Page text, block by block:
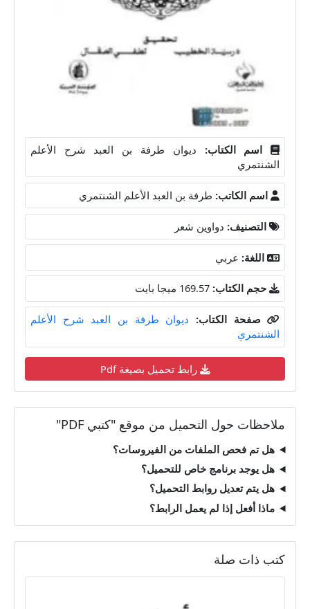
اسم الكتاب:
ديوان طرفة بن العبد شرح الأعلم
الشنتمري
اسم الكاتب: طرفة بن العبد الأعلم الشنتمري
التصنيف: دواوين شعر
اللغة: عربي
حجم الكتاب: 169.57 ميجا بايت
صفحة الكتاب: ديوان طرفة بن العبد شرح الأعلم
الشنتمري
رابط تحميل بصيغة Pdf
ملاحظات حول التحميل من موقع "كتبي PDF"
هل تم فحص الملفات من الفيروسات؟
هل يوجد برنامج خاص للتحميل؟
هل يتم تعديل روابط التحميل؟
ماذا أفعل إذا لم يعمل الرابط؟
كتب ذات صلة